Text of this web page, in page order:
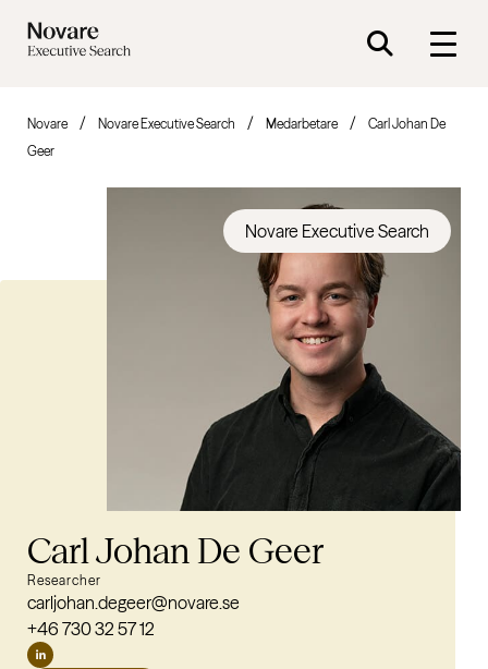
Novare Novare Executive Search Medarbetare
Carl Johan De
Geer
Carl Johan De Geer
Researcher
carljohan.degeer@novare.se
+46 730 32 57 12
Novare Executive Search